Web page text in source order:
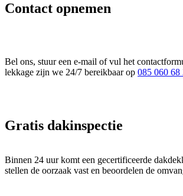
Contact opnemen
Bel ons, stuur een e-mail of vul het
lekkage zijn we 24/7 bereikbaar op 085 060 68
Gratis dakinspectie
Binnen 24 uur komt een gecertificeerde
stellen de oorzaak vast en beoordelen de